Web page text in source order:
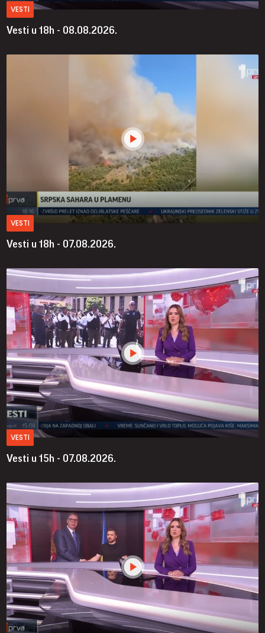
VESTI
Vesti u 18h - 08.08.2026.
VESTI
Vesti u 18h - 07.08.2026.
VESTI
Vesti u 15h - 07.08.2026.